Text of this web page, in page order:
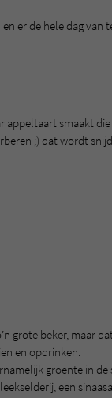
er de hele dag van
smaakt
;) dat wordt
grote beker, maar
en opdrinken.
groente in
een